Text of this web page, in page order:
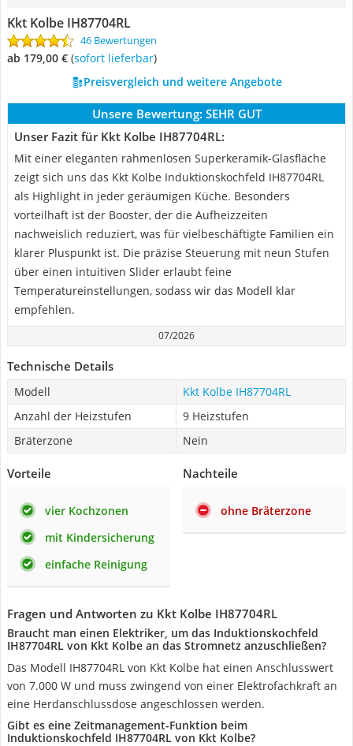
Kkt Kolbe IH87704RL
46 Bewertungen
ab 179,00 € ( Sofort lieferbar)
Preisvergleich und weitere Angebote
Unsere Bewertung: SEHR GUT
Unser Fazit für Kkt Kolbe IH87704RL:
Mit einer eleganten rahmenlosen Superkeramik-Glasfläche
zeigt sich uns das Kkt Kolbe Induktionskochfeld IH87704RL
als Highlight in jeder geräumigen Küche. Besonders
vorteilhaft ist der Booster, der die Aufheizzeiten
nachweislich reduziert, was für vielbeschäftigte Familien ein
klarer Pluspunkt ist. Die präzise Steuerung mit neun Stufen
über einen intuitiven Slider erlaubt feine
Temperatureinstellungen, sodass wir das Modell klar
empfehlen.
07/2026
Technische Details
Modell
Kkt Kolbe IH87704RL
Anzahl der Heizstufen
9 Heizstufen
Bräterzone
Nein
Vorteile
vier Kochzonen
mit Kindersicherung
einfache Reinigung
Nachteile
ohne Bräterzone
Fragen und Antworten zu Kkt Kolbe IH87704RL
Braucht man einen Elektriker, um das Induktionskochfeld
IH87704RL von Kkt Kolbe an das Stromnetz anzuschließen?
Das Modell IH87704RL von Kkt Kolbe hat einen Anschlusswert
von 7.000 W und muss zwingend von einer Elektrofachkraft an
eine Herdanschlussdose angeschlossen werden.
Gibt es eine Zeitmanagement-Funktion beim
Induktionskochfeld IH87704RL von Kkt Kolbe?